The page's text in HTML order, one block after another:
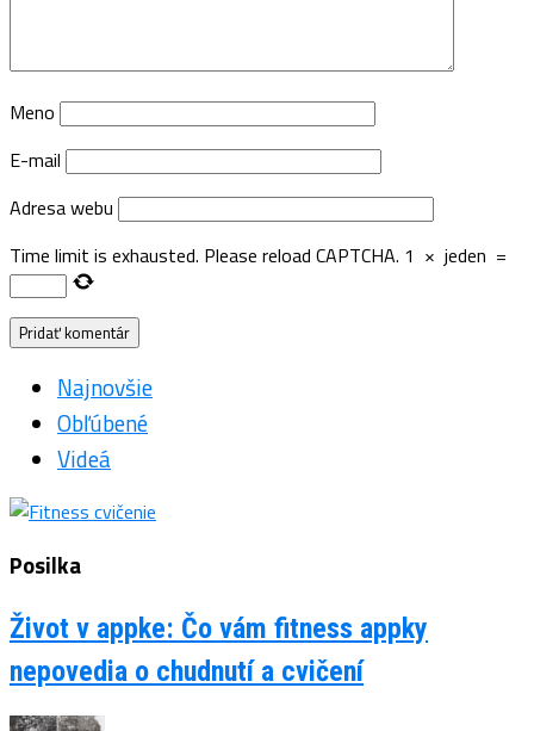
Meno
E-mail
Adresa webu
Time limit is exhausted. Please reload CAPTCHA. 1 × jeden =
Najnovšie
Obľúbené
Videá
Posilka
Život v appke: Čo vám fitness appky
nepovedia o chudnutí a cvičení